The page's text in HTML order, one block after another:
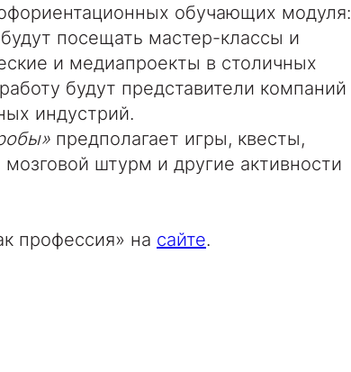
обучающих модуля:
посещать мастер-классы и
и медиапроекты в столичных
будут представители компаний
индустрий.
предполагает игры, квесты,
штурм и другие активности
профессия» на сайте.